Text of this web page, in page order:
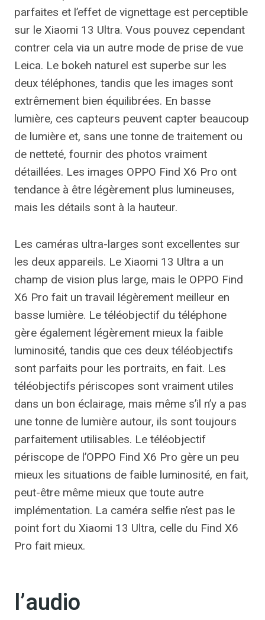
parfaites et l’effet de vignettage est perceptible
sur le Xiaomi 13 Ultra. Vous pouvez cependant
contrer cela via un autre mode de prise de vue
Leica. Le bokeh naturel est superbe sur les
deux téléphones, tandis que les images sont
extrêmement bien équilibrées. En basse
lumière, ces capteurs peuvent capter beaucoup
de lumière et, sans une tonne de traitement ou
de netteté, fournir des photos vraiment
détaillées. Les images OPPO Find X6 Pro ont
tendance à être légèrement plus lumineuses,
mais les détails sont à la hauteur.
Les caméras ultra-larges sont excellentes sur
les deux appareils. Le Xiaomi 13 Ultra a un
champ de vision plus large, mais le OPPO Find
X6 Pro fait un travail légèrement meilleur en
basse lumière. Le téléobjectif du téléphone
gère également légèrement mieux la faible
luminosité, tandis que ces deux téléobjectifs
sont parfaits pour les portraits, en fait. Les
téléobjectifs périscopes sont vraiment utiles
dans un bon éclairage, mais même s’il n’y a pas
une tonne de lumière autour, ils sont toujours
parfaitement utilisables. Le téléobjectif
périscope de l’OPPO Find X6 Pro gère un peu
mieux les situations de faible luminosité, en fait,
peut-être même mieux que toute autre
implémentation. La caméra selfie n’est pas le
point fort du Xiaomi 13 Ultra, celle du Find X6
Pro fait mieux.
l’audio